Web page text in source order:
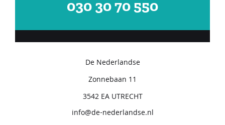
030 30 70 550
De Nederlandse
Zonnebaan 11
3542 EA UTRECHT
info@de-nederlandse.nl